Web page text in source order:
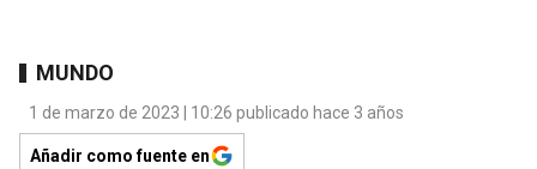
MUNDO
1 de marzo de 2023 | 10:26 publicado hace 3 años
Añadir como fuente en